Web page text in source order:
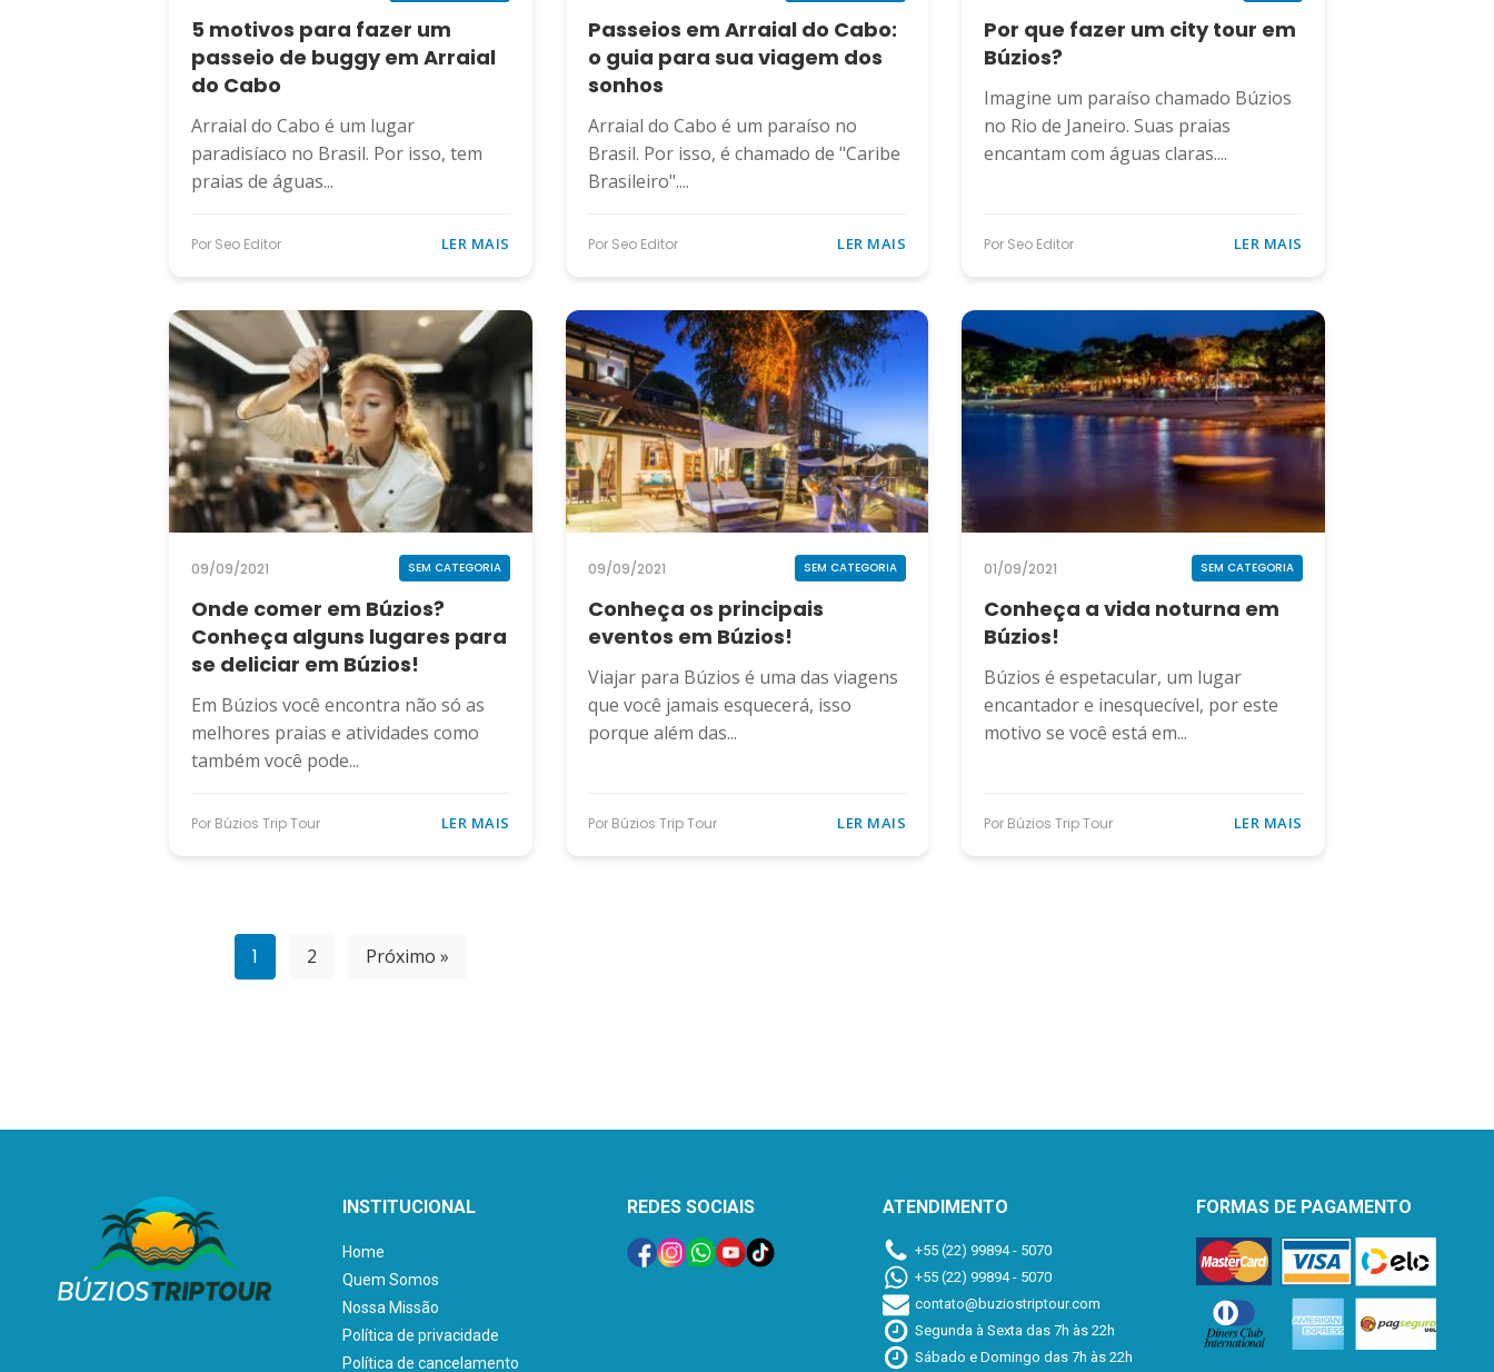
5 motivos para fazer um
passeio de buggy em Arraial
do Cabo
Arraial do Cabo é um lugar
paradisíaco no Brasil. Por isso, tem
praias de águas...
Por Seo Editor LER MAIS
Passeios em Arraial do Cabo:
o guia para sua viagem dos
sonhos
Arraial do Cabo é um paraíso no
Brasil. Por isso, é chamado de "Caribe
Brasileiro"....
Por Seo Editor LER MAIS
Por que fazer um city tour em
Búzios?
Imagine um paraíso chamado Búzios
no Rio de Janeiro. Suas praias
encantam com águas claras....
Por Seo Editor LER MAIS
09/09/2021 SEM CATEGORIA
Onde comer em Búzios?
Conheça alguns lugares para
se deliciar em Búzios!
Em Búzios você encontra não só as
melhores praias e atividades como
também você pode...
Por Búzios Trip Tour LER MAIS
09/09/2021 SEM CATEGORIA
Conheça os principais
eventos em Búzios!
Viajar para Búzios é uma das viagens
que você jamais esquecerá, isso
porque além das...
Por Búzios Trip Tour LER MAIS
01/09/2021 SEM CATEGORIA
Conheça a vida noturna em
Búzios!
Búzios é espetacular, um lugar
encantador e inesquecível, por este
motivo se você está em...
Por Búzios Trip Tour LER MAIS
1 2 Próximo »
INSTITUCIONAL
Home
Quem Somos
Nossa Missão
Política de privacidade
Política de cancelamento
REDES SOCIAIS ATENDIMENTO
+55 (22) 99894 - 5070
+55 (22) 99894 - 5070
contato@buziostriptour.com
Segunda à Sexta das 7h às 22h
Sábado e Domingo das 7h às 22h
FORMAS DE PAGAMENTO